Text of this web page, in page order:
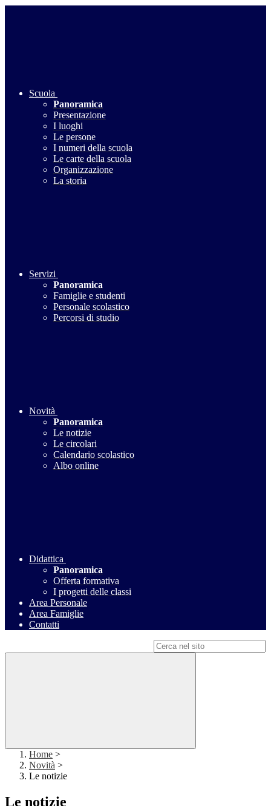
Scuola
Panoramica
Presentazione
I luoghi
Le persone
I numeri della scuola
Le carte della scuola
Organizzazione
La storia
Servizi
Panoramica
Famiglie e studenti
Personale scolastico
Percorsi di studio
Novità
Panoramica
Le notizie
Le circolari
Calendario scolastico
Albo online
Didattica
Panoramica
Offerta formativa
I progetti delle classi
Area Personale
Area Famiglie
Contatti
Home >
Novità >
Le notizie
Le notizie